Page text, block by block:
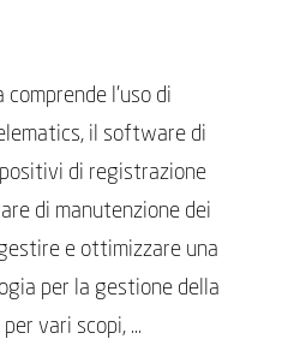
l’uso di
il software di
di registrazione
di manutenzione dei
e ottimizzare una
per la gestione della
vari scopi, …